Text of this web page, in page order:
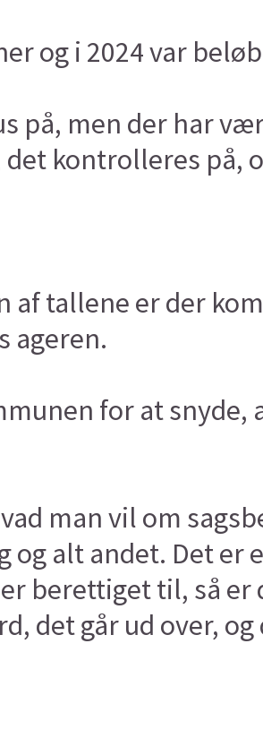
og i 2024 var
på, men der har
kontrolleres på,
af tallene er der
ageren.
for at
man vil om
alt andet. Det er
berettiget til, så er
det går ud over,